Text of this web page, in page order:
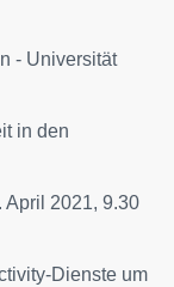
- Universität
in den
April 2021, 9.30
Dienste um